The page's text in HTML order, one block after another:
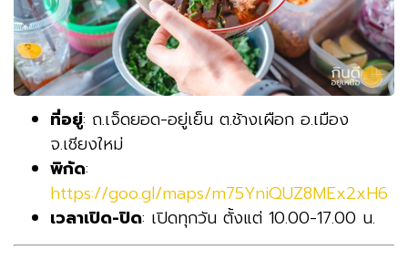
ที่อยู่: ถ.เจ็ดยอด-อยู่เย็น ต.ช้างเผือก อ.เมือง
จ.เชียงใหม่
พิกัด:
https://goo.gl/maps/m75YniQUZ8MEx2xH6
เวลาเปิด-ปิด: เปิดทุกวัน ตั้งแต่ 10.00-17.00 น.